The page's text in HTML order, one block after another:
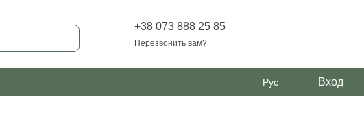
+38 073 888 25 85
Перезвонить вам?
Рус Вход